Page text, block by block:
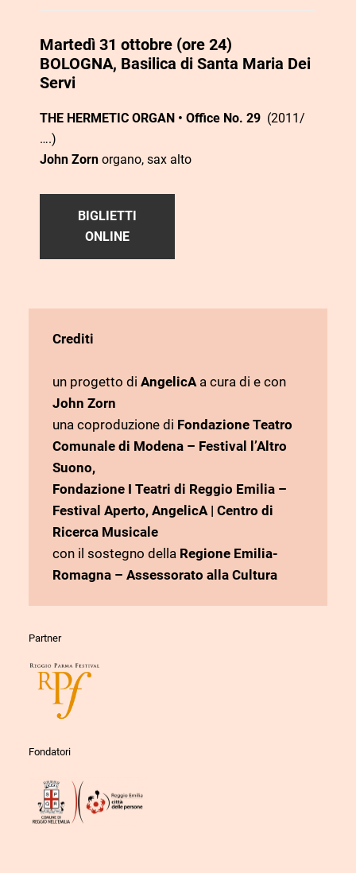
Martedì 31 ottobre (ore 24)
BOLOGNA, Basilica di Santa Maria Dei
Servi
THE HERMETIC ORGAN • Office No. 29 (2011/
….)
John Zorn organo, sax alto
BIGLIETTI
ONLINE
Crediti
un progetto di AngelicA a cura di e con
John Zorn
una coproduzione di Fondazione Teatro
Comunale di Modena – Festival l’Altro
Suono,
Fondazione I Teatri di Reggio Emilia –
Festival Aperto, AngelicA | Centro di
Ricerca Musicale
con il sostegno della Regione Emilia-
Romagna – Assessorato alla Cultura
Partner
Fondatori